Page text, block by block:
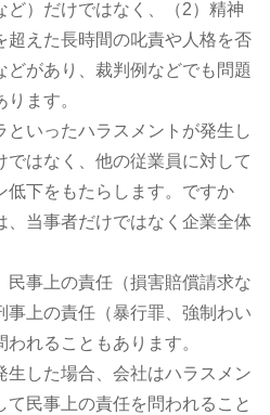
ど）だけではなく、（2）精神
超えた長時間の叱責や人格を否
どがあり、裁判例などでも問題
ます。
いったハラスメントが発生し
ではなく、他の従業員に対して
低下をもたらします。ですか
、当事者だけではなく企業全体
民事上の責任（損害賠償請求な
事上の責任（暴行罪、強制わい
れることもあります。
生した場合、会社はハラスメン
て民事上の責任を問われること